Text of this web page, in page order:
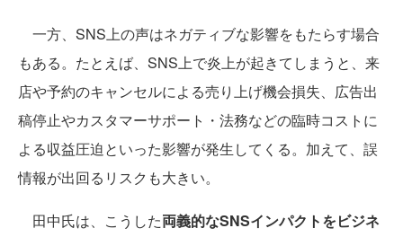
一方、SNS上の声はネガティブな影響をもたらす場合
もある。たとえば、SNS上で炎上が起きてしまうと、来
店や予約のキャンセルによる売り上げ機会損失、広告出
稿停止やカスタマーサポート・法務などの臨時コストに
よる収益圧迫といった影響が発生してくる。加えて、誤
情報が出回るリスクも大きい。
田中氏は、こうした両義的なSNSインパクトをビジネ